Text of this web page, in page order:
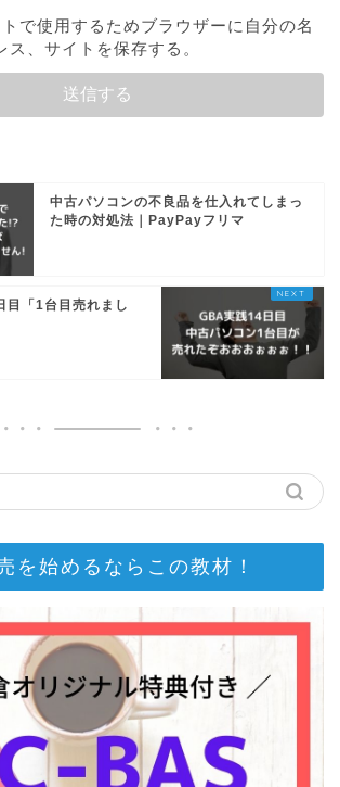
で使用するためブラウザーに自分の名
、サイトを保存する。
中古パソコンの不良品を仕入れてしまっ
た時の対処法｜PayPayフリマ
「1台目売れまし
を始めるならこの教材！